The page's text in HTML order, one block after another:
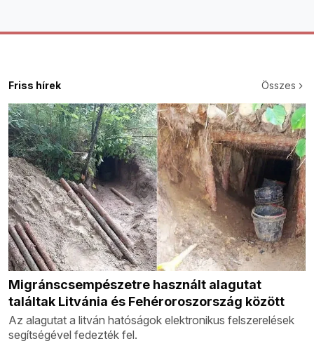
Friss hírek Összes
Migránscsempészetre használt alagutat
találtak Litvánia és Fehéroroszország között
Az alagutat a litván hatóságok elektronikus felszerelések
segítségével fedezték fel.